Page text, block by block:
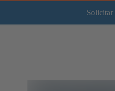
Solicitar